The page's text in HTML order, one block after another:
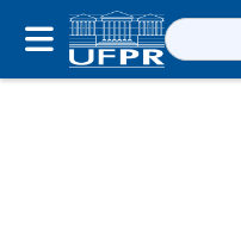
Pesquisar
por: